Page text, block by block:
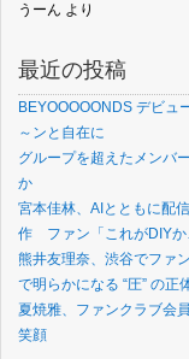
うーん より
最近の投稿
BEYOOOOONDS デビ
～ンと自在に
グループを超えたメンバ
か
宮本佳林、AIとともに配
作 ファン「これがDIYか
熊井友理奈、渋谷でファ
で明らかになる “圧” の正
夏焼雅、ファンクラブ会
笑顔